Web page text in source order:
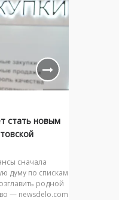
стать новым
сначала
думу по спискам
родной
— newsdelo.com